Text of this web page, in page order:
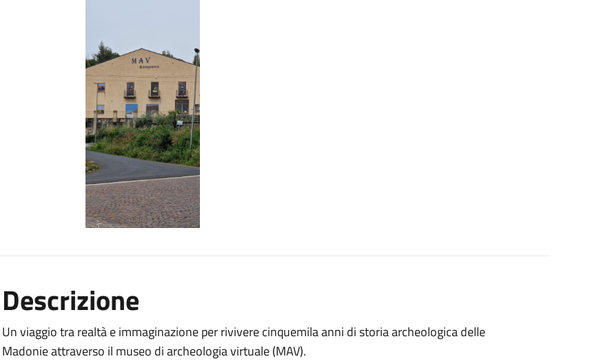
Descrizione
Un viaggio tra realtà e immaginazione per rivivere cinquemila anni di storia archeologica delle
Madonie attraverso il museo di archeologia virtuale (MAV).